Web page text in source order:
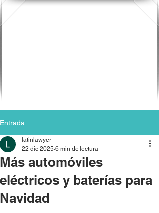
Entrada
Más automóviles
eléctricos y baterías para
Navidad
latinlawyer
22 dic 2025 6 min de lectura